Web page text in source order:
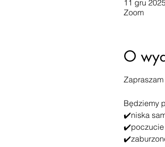
11 gru
Zoom
O
Będziemy
✔️niska
✔️poczucie